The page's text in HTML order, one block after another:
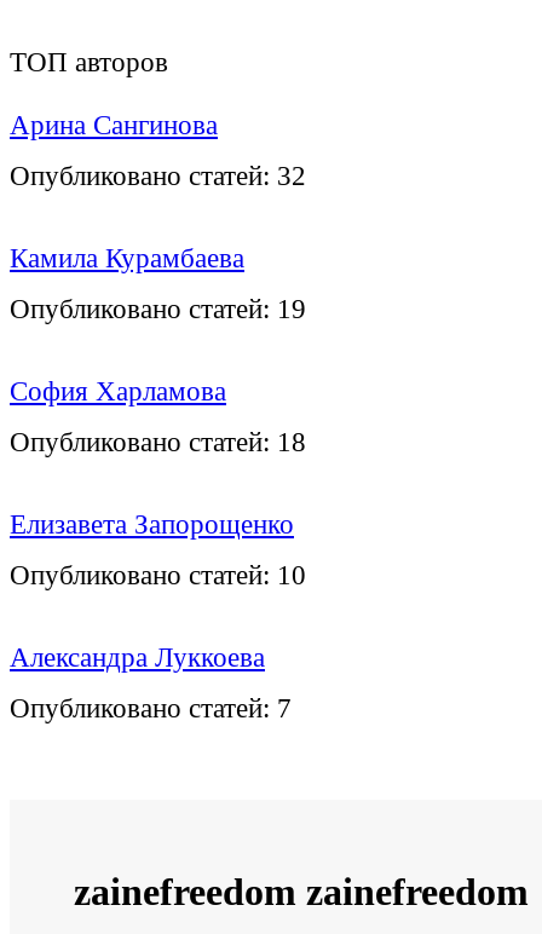
ТОП авторов
Арина Сангинова
Опубликовано статей: 32
Камила Курамбаева
Опубликовано статей: 19
София Харламова
Опубликовано статей: 18
Елизавета Запорощенко
Опубликовано статей: 10
Александра Луккоева
Опубликовано статей: 7
zainefreedom zainefreedom